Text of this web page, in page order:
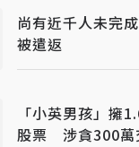
尚有近千人未完
被遣返
「小英男孩」擁
股票 涉貪300萬